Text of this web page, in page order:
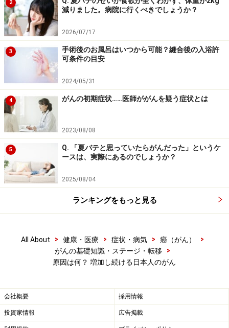
2
減りました。病院に行くべきでしょうか？
2026/07/17
3
手術後のお風呂はいつから可能？縫合後の入浴許
可条件の目安
2024/05/31
4 がんの初期症状……医師ががんを疑う症状とは
2023/08/08
5
Q. 「夏バテと思っていたらがんだった」というケ
ースは、実際にあるのでしょうか？
2025/08/04
ランキングをもっと見る
All About > 健康・医療 > 症状・病気 > 癌（がん）
>
がんの基礎知識・ステージ・転移
>
原因は何？ 増加し続ける日本人のがん
会社概要 採用情報
投資家情報 広告掲載